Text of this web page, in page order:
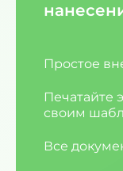
Простое
Печатайте
своим
Все